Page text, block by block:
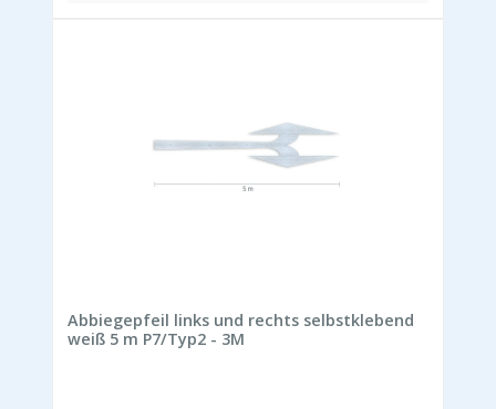
Abbiegepfeil links und rechts selbstklebend
weiß 5 m P7/Typ2 - 3M